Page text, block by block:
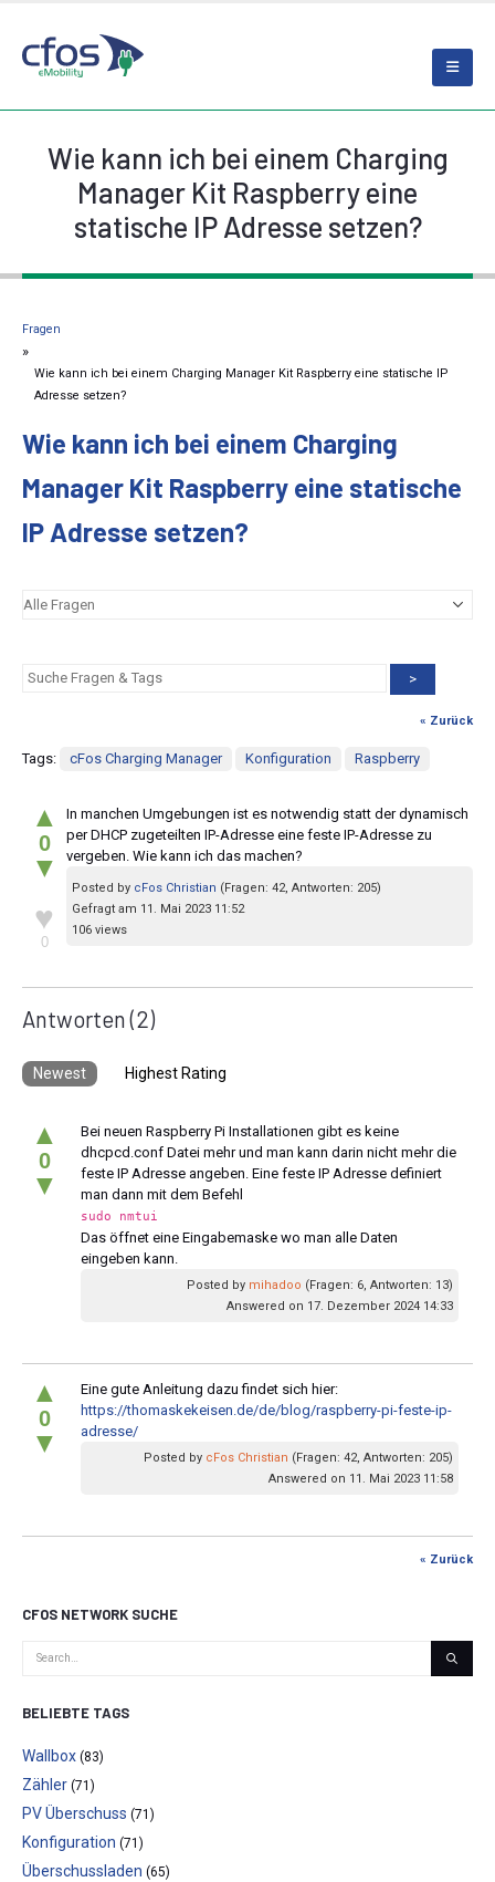
Wie kann ich bei einem Charging
Manager Kit Raspberry eine
statische IP Adresse setzen?
Fragen
Wie kann ich bei einem Charging Manager Kit Raspberry eine statische IP
Adresse setzen?
Wie kann ich bei einem Charging
Manager Kit Raspberry eine statische
IP Adresse setzen?
>
« Zurück
Tags: cFos Charging Manager Konfiguration Raspberry
▲
0
▼
♥
0
In manchen Umgebungen ist es notwendig statt der dynamisch
per DHCP zugeteilten IP-Adresse eine feste IP-Adresse zu
vergeben. Wie kann ich das machen?
Posted by cFos Christian (Fragen: 42, Antworten: 205)
Gefragt am 11. Mai 2023 11:52
106 views
Antworten(2)
Newest Highest Rating
▲
0
▼
Bei neuen Raspberry Pi Installationen gibt es keine
dhcpcd.conf Datei mehr und man kann darin nicht mehr die
feste IP Adresse angeben. Eine feste IP Adresse definiert
man dann mit dem Befehl
sudo nmtui
Das öffnet eine Eingabemaske wo man alle Daten
eingeben kann.
Posted by mihadoo (Fragen: 6, Antworten: 13)
Answered on 17. Dezember 2024 14:33
▲
0
▼
Eine gute Anleitung dazu findet sich hier:
https://thomaskekeisen.de/de/blog/raspberry-pi-feste-ip-
adresse/
Posted by cFos Christian (Fragen: 42, Antworten: 205)
Answered on 11. Mai 2023 11:58
« Zurück
CFOS NETWORK SUCHE
BELIEBTE TAGS
Wallbox (83)
Zähler (71)
PV Überschuss (71)
Konfiguration (71)
Überschussladen (65)